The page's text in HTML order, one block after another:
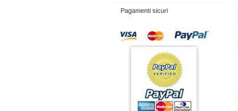
Pagamenti sicuri